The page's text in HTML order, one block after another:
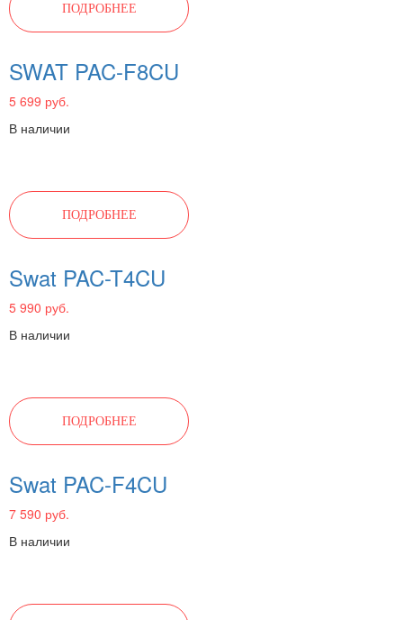
ПОДРОБНЕЕ
SWAT PAC-F8CU
5 699 руб.
В наличии
ПОДРОБНЕЕ
Swat PAC-T4CU
5 990 руб.
В наличии
ПОДРОБНЕЕ
Swat PAC-F4CU
7 590 руб.
В наличии